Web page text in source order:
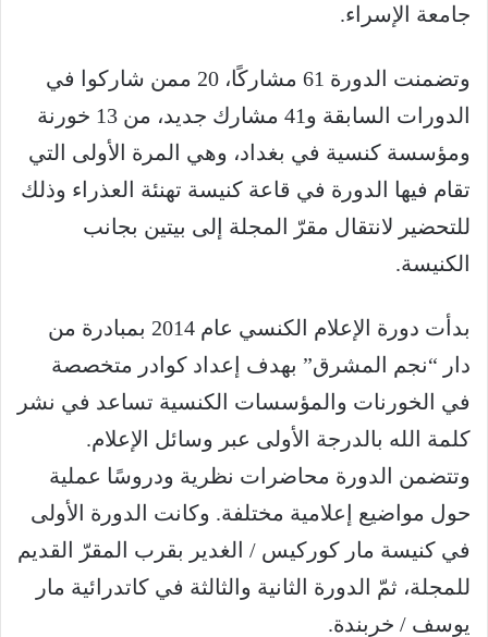
جامعة الإسراء.
وتضمنت الدورة 61 مشاركًا، 20 ممن شاركوا في
الدورات السابقة و41 مشارك جديد، من 13 خورنة
ومؤسسة كنسية في بغداد، وهي المرة الأولى التي
تقام فيها الدورة في قاعة كنيسة تهنئة العذراء وذلك
للتحضير لانتقال مقرّ المجلة إلى بيتين بجانب
الكنيسة.
بدأت دورة الإعلام الكنسي عام 2014 بمبادرة من
دار “نجم المشرق” بهدف إعداد كوادر متخصصة
في الخورنات والمؤسسات الكنسية تساعد في نشر
كلمة الله بالدرجة الأولى عبر وسائل الإعلام.
وتتضمن الدورة محاضرات نظرية ودروسًا عملية
حول مواضيع إعلامية مختلفة. وكانت الدورة الأولى
في كنيسة مار كوركيس / الغدير بقرب المقرّ القديم
للمجلة، ثمّ الدورة الثانية والثالثة في كاتدرائية مار
يوسف / خربندة.